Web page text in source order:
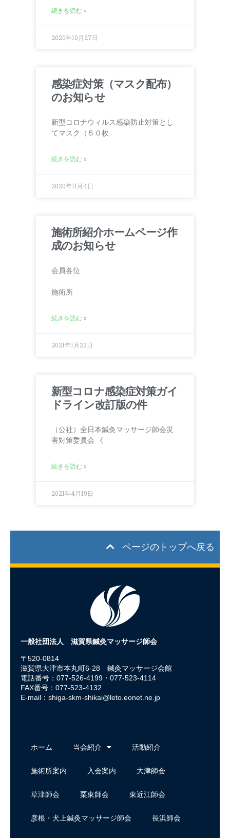
続きを読む »
2020年10月27日
感染症対策（マスク配布）
のお知らせ
新型コロナウィルス感染防止対策とし
てマスク（５０枚
続きを読む »
2020年11月4日
施術所紹介ホームページ作
成のお知らせ
会員各位
施術所
続きを読む »
2021年1月23日
新型コロナ感染症対策ガイ
ドライン改訂版の件
（公社）全日本鍼灸マッサージ師会災
害対策委員会 《
続きを読む »
2021年4月19日
ページのトップへ戻る
一般社団法人 滋賀県鍼灸マッサージ師会
〒520-0814
滋賀県大津市本丸町6-28 鍼灸マッサージ会館
電話番号：077-526-4199・077-523-4114
FAX番号：077-523-4132
E-mail： shiga-skm-shikai@leto.eonet.ne.jp
ホーム 当会紹介 活動紹介
施術所案内 入会案内 大津師会
草津師会 栗東師会 東近江師会
彦根・犬上鍼灸マッサージ師会 長浜師会